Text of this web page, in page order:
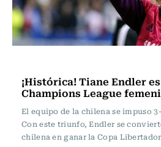
¡Histórica! Tiane Endler
Champions League
El equipo de la chilena se impuso
Con este triunfo, Endler se
chilena en ganar la Copa